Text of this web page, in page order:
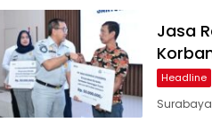
Jasa
Headline